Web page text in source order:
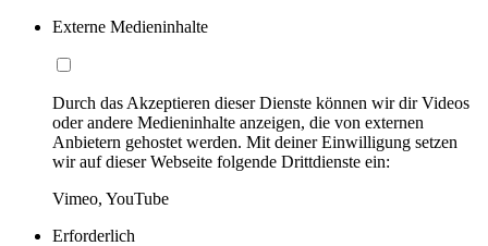
Externe Medieninhalte
Durch das Akzeptieren dieser Dienste können wir dir Videos
oder andere Medieninhalte anzeigen, die von externen
Anbietern gehostet werden. Mit deiner Einwilligung setzen
wir auf dieser Webseite folgende Drittdienste ein:
Vimeo, YouTube
Erforderlich